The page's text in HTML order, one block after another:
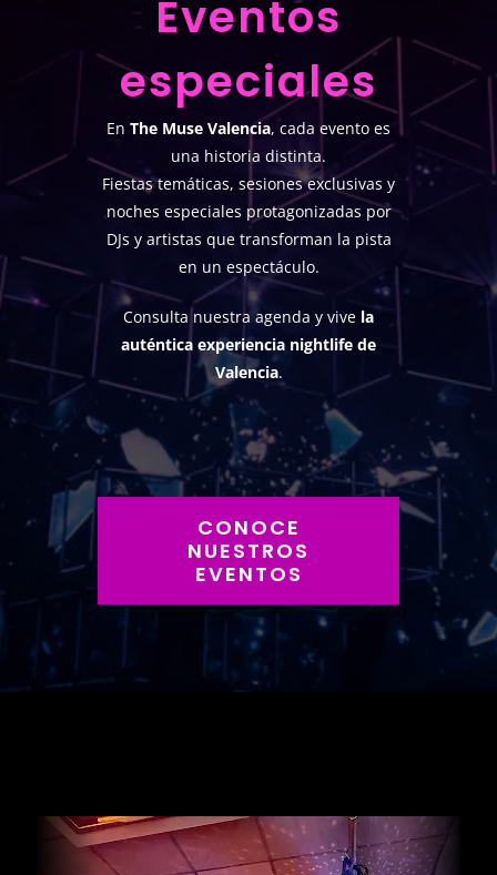
Eventos
especiales
En The Muse Valencia, cada evento es
una historia distinta.
Fiestas temáticas, sesiones exclusivas y
noches especiales protagonizadas por
DJs y artistas que transforman la pista
en un espectáculo.
Consulta nuestra agenda y vive la
auténtica experiencia nightlife de
Valencia.
CONOCE
NUESTROS
EVENTOS